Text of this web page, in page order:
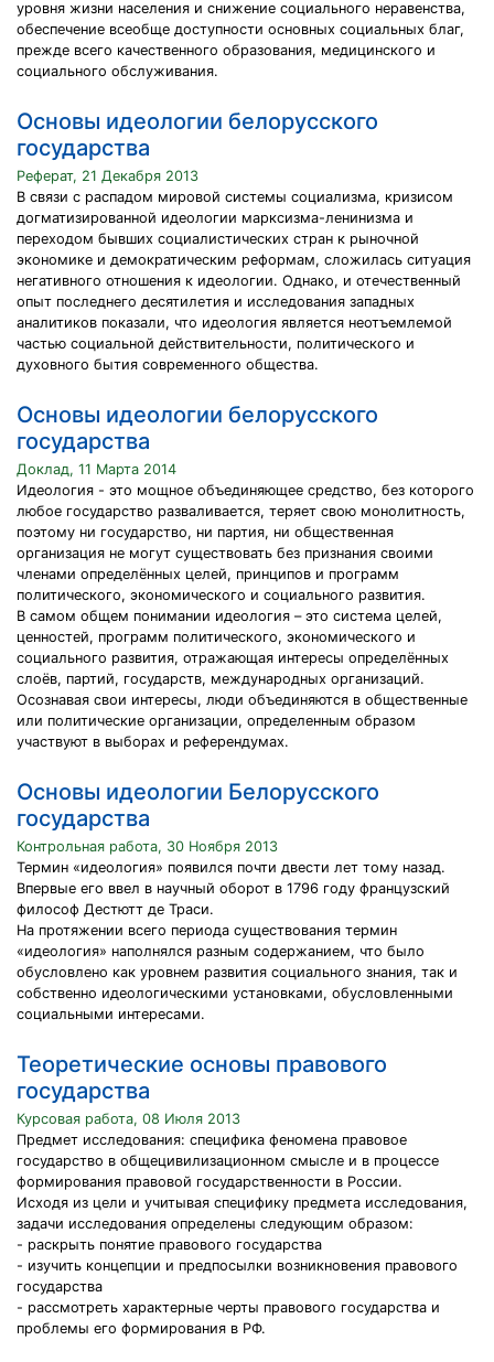
уровня жизни населения и снижение социального неравенства,
обеспечение всеобще доступности основных социальных благ,
прежде всего качественного образования, медицинского и
социального обслуживания.
Основы идеологии белорусского
государства
Реферат, 21 Декабря 2013
В связи с распадом мировой системы социализма, кризисом
догматизированной идеологии марксизма-ленинизма и
переходом бывших социалистических стран к рыночной
экономике и демократическим реформам, сложилась ситуация
негативного отношения к идеологии. Однако, и отечественный
опыт последнего десятилетия и исследования западных
аналитиков показали, что идеология является неотъемлемой
частью социальной действительности, политического и
духовного бытия современного общества.
Основы идеологии белорусского
государства
Доклад, 11 Марта 2014
Идеология - это мощное объединяющее средство, без которого
любое государство разваливается, теряет свою монолитность,
поэтому ни государство, ни партия, ни общественная
организация не могут существовать без признания своими
членами определённых целей, принципов и программ
политического, экономического и социального развития.
В самом общем понимании идеология – это система целей,
ценностей, программ политического, экономического и
социального развития, отражающая интересы определённых
слоёв, партий, государств, международных организаций.
Осознавая свои интересы, люди объединяются в общественные
или политические организации, определенным образом
участвуют в выборах и референдумах.
Основы идеологии Белорусского
государства
Контрольная работа, 30 Ноября 2013
Термин «идеология» появился почти двести лет тому назад.
Впервые его ввел в научный оборот в 1796 году французский
философ Дестютт де Траси.
На протяжении всего периода существования термин
«идеология» наполнялся разным содержанием, что было
обусловлено как уровнем развития социального знания, так и
собственно идеологическими установками, обусловленными
социальными интересами.
Теоретические основы правового
государства
Курсовая работа, 08 Июля 2013
Предмет исследования: специфика феномена правовое
государство в общецивилизационном смысле и в процессе
формирования правовой государственности в России.
Исходя из цели и учитывая специфику предмета исследования,
задачи исследования определены следующим образом:
- раскрыть понятие правового государства
- изучить концепции и предпосылки возникновения правового
государства
- рассмотреть характерные черты правового государства и
проблемы его формирования в РФ.